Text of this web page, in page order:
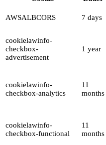
AWSALBCORS 7 days
cookielawinfo-
checkbox-
advertisement
1 year
cookielawinfo-
checkbox-analytics
11
months
cookielawinfo-
checkbox-functional
11
months